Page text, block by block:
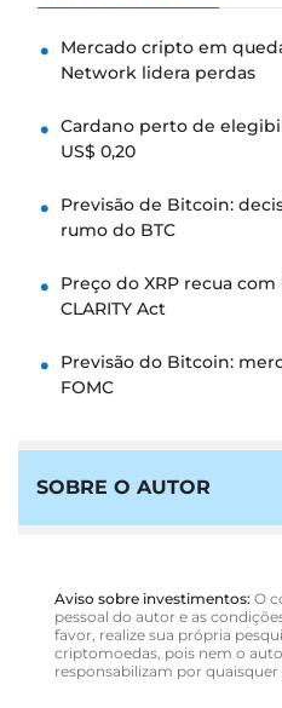
Mercado cripto em
Network lidera perdas
Cardano perto de
US$ 0,20
Previsão de Bitcoin:
rumo do BTC
Preço do XRP recua
CLARITY Act
Previsão do Bitcoin:
FOMC
SOBRE O AUTOR
Aviso sobre investimentos: O
pessoal do autor e as
favor, realize sua própria
criptomoedas, pois nem o
responsabilizam por quaisquer